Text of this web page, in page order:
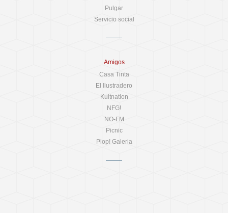
Pulgar
Servicio social
Amigos
Casa Tinta
El Ilustradero
Kultnation
NFG!
NO-FM
Picnic
Plop! Galeria